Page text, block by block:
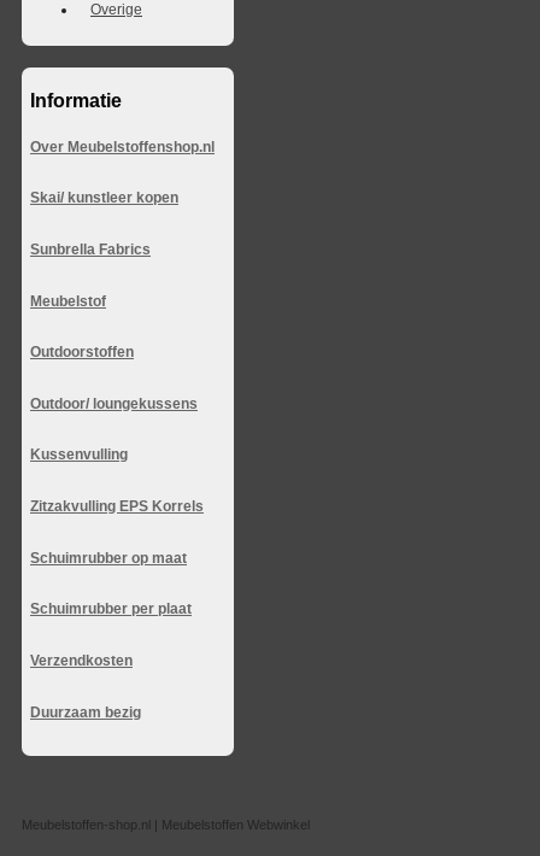
Overige
Informatie
Over Meubelstoffenshop.nl
Skai/ kunstleer kopen
Sunbrella Fabrics
Meubelstof
Outdoorstoffen
Outdoor/ loungekussens
Kussenvulling
Zitzakvulling EPS Korrels
Schuimrubber op maat
Schuimrubber per plaat
Verzendkosten
Duurzaam bezig
Meubelstoffen-shop.nl | Meubelstoffen Webwinkel